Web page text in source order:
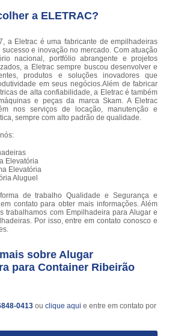
a ELETRAC?
a Eletrac é uma fabricante de empilhadeiras
e inovação no mercado. Com atuação
nacional, portfólio abrangente e projetos
a Eletrac sempre buscou desenvolver e
produtos e soluções inovadores que
em seus negócios.Além de fabricar
de alta confiabilidade, a Eletrac é também
e peças da marca Skam. A Eletrac
nos serviços de locação, manutenção e
sempre com alto padrão de qualidade.
Elevatória
Elevatória
Aluguel
de trabalho Qualidade e Segurança e
contato para obter mais informações. Além
trabalhamos com Empilhadeira para Alugar e
Por isso, entre em contato conosco e
sobre Alugar
para Container Ribeirão
0413 ou clique aqui e entre em contato por